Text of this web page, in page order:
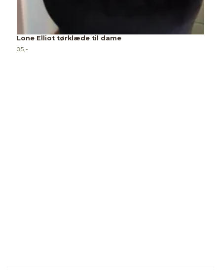
Lone Elliot tørklæde til dame
35,-